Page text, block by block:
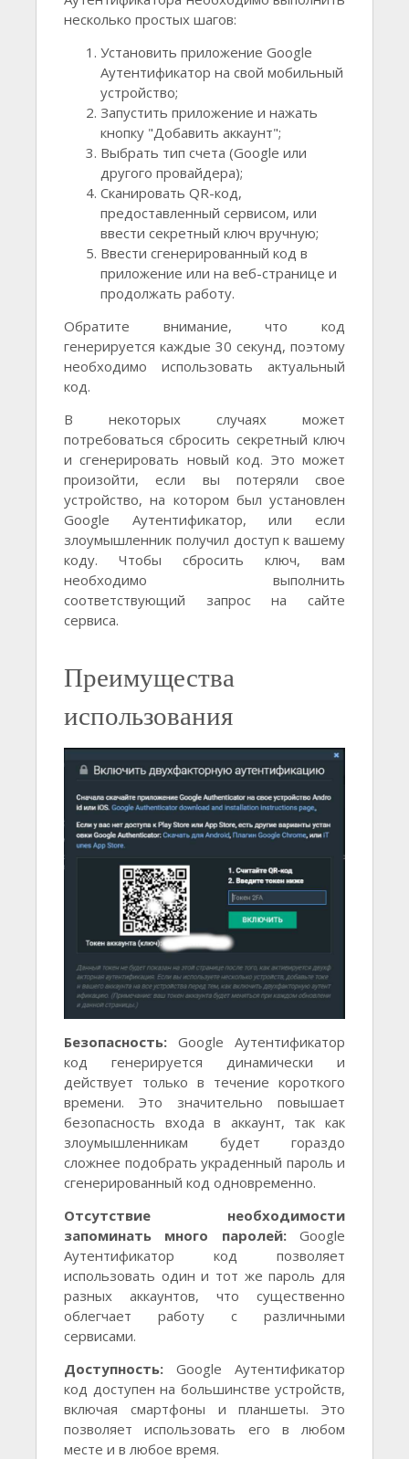
несколько простых шагов:
Установить приложение Google
Аутентификатор на свой мобильный
устройство;
Запустить приложение и нажать
кнопку "Добавить аккаунт";
Выбрать тип счета (Google или
другого провайдера);
Сканировать QR-код,
предоставленный сервисом, или
ввести секретный ключ вручную;
Ввести сгенерированный код в
приложение или на веб-странице и
продолжать работу.
Обратите внимание, что код
генерируется каждые 30 секунд, поэтому
необходимо использовать актуальный
код.
В некоторых случаях может
потребоваться сбросить секретный ключ
и сгенерировать новый код. Это может
произойти, если вы потеряли свое
устройство, на котором был установлен
Google Аутентификатор, или если
злоумышленник получил доступ к вашему
коду. Чтобы сбросить ключ, вам
необходимо выполнить
соответствующий запрос на сайте
сервиса.
Преимущества
использования
Безопасность: Google Аутентификатор
код генерируется динамически и
действует только в течение короткого
времени. Это значительно повышает
безопасность входа в аккаунт, так как
злоумышленникам будет гораздо
сложнее подобрать украденный пароль и
сгенерированный код одновременно.
Отсутствие необходимости
запоминать много паролей:Google
Аутентификатор код позволяет
использовать один и тот же пароль для
разных аккаунтов, что существенно
облегчает работу с различными
сервисами.
Доступность: Google Аутентификатор
код доступен на большинстве устройств,
включая смартфоны и планшеты. Это
позволяет использовать его в любом
месте и в любое время.